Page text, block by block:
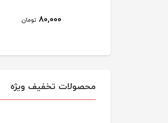
80,000 تومان
محصولات تخفیف ویژه